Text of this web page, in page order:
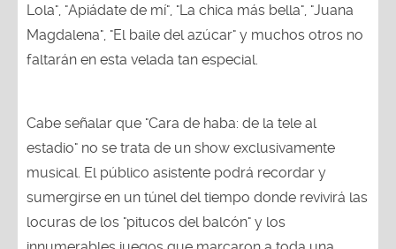
Lola", "Apiádate de mí", "La chica más bella", "Juana
Magdalena", "El baile del azúcar" y muchos otros no
faltarán en esta velada tan especial.
Cabe señalar que "Cara de haba: de la tele al
estadio" no se trata de un show exclusivamente
musical. El público asistente podrá recordar y
sumergirse en un túnel del tiempo donde revivirá las
locuras de los "pitucos del balcón" y los